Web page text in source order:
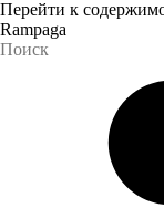
Перейти к
Rampaga